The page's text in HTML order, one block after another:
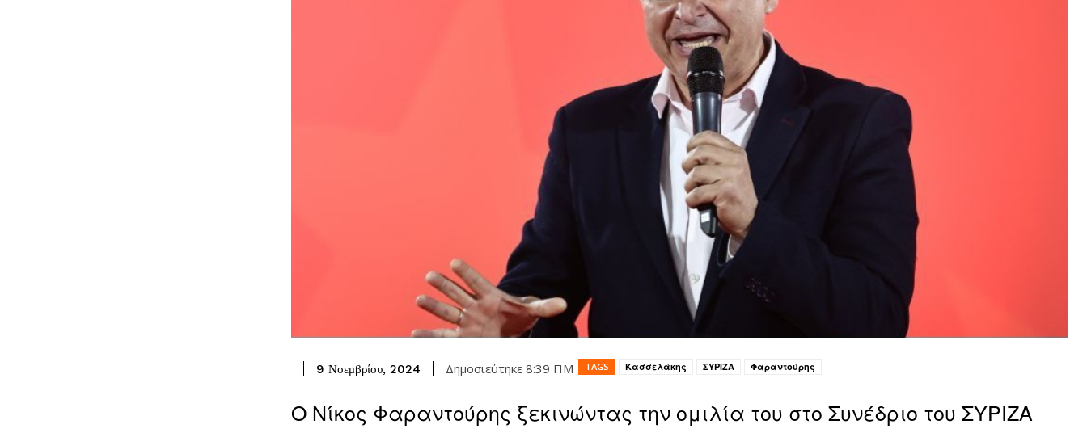
9 Νοεμβρίου, 2024 Δημοσιεύτηκε 8:39 ΠΜ TAGS Κασσελάκης ΣΥΡΙΖΑ Φαραντούρης
Ο Νίκος Φαραντούρης ξεκινώντας την ομιλία του στο Συνέδριο του ΣΥΡΙΖΑ